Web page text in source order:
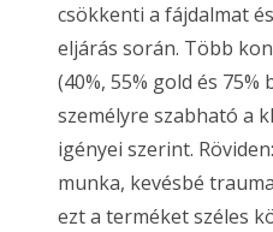
csökkenti a fájdalmat
eljárás során. Több
(40%, 55% gold és
személyre szabható a
igényei szerint.
munka, kevésbé
ezt a terméket széles